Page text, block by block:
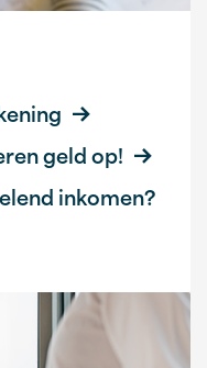
geld op!
inkomen?